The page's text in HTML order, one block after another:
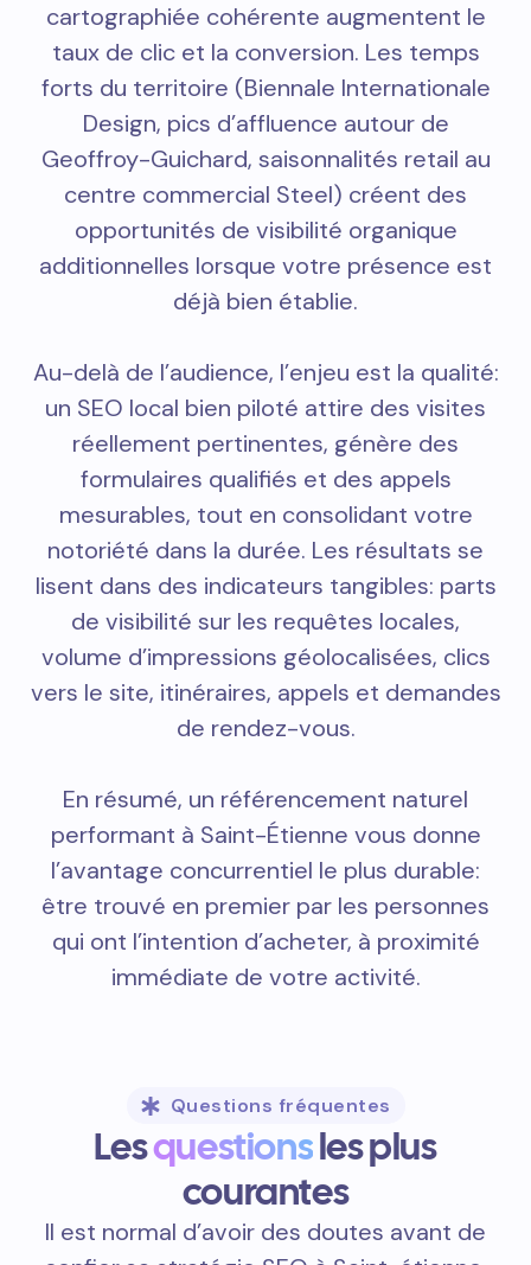
cartographiée cohérente augmentent le
taux de clic et la conversion. Les temps
forts du territoire (Biennale Internationale
Design, pics d’affluence autour de
Geoffroy-Guichard, saisonnalités retail au
centre commercial Steel) créent des
opportunités de visibilité organique
additionnelles lorsque votre présence est
déjà bien établie.
Au-delà de l’audience, l’enjeu est la qualité:
un SEO local bien piloté attire des visites
réellement pertinentes, génère des
formulaires qualifiés et des appels
mesurables, tout en consolidant votre
notoriété dans la durée. Les résultats se
lisent dans des indicateurs tangibles: parts
de visibilité sur les requêtes locales,
volume d’impressions géolocalisées, clics
vers le site, itinéraires, appels et demandes
de rendez-vous.
En résumé, un référencement naturel
performant à Saint-Étienne vous donne
l’avantage concurrentiel le plus durable:
être trouvé en premier par les personnes
qui ont l’intention d’acheter, à proximité
immédiate de votre activité.
Questions fréquentes
Lesquestionsles plus
courantes
Il est normal d’avoir des doutes avant de